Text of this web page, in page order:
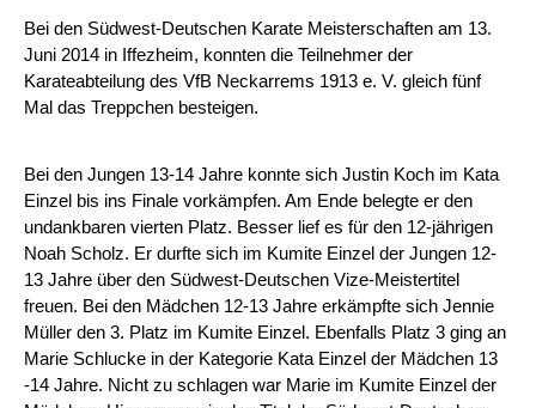
Bei den Südwest-Deutschen Karate Meisterschaften am 13.
Juni 2014 in Iffezheim, konnten die Teilnehmer der
Karateabteilung des VfB Neckarrems 1913 e. V. gleich fünf
Mal das Treppchen besteigen.
Bei den Jungen 13-14 Jahre konnte sich Justin Koch im Kata
Einzel bis ins Finale vorkämpfen. Am Ende belegte er den
undankbaren vierten Platz. Besser lief es für den 12-jährigen
Noah Scholz. Er durfte sich im Kumite Einzel der Jungen 12-
13 Jahre über den Südwest-Deutschen Vize-Meistertitel
freuen. Bei den Mädchen 12-13 Jahre erkämpfte sich Jennie
Müller den 3. Platz im Kumite Einzel. Ebenfalls Platz 3 ging an
Marie Schlucke in der Kategorie Kata Einzel der Mädchen 13
-14 Jahre. Nicht zu schlagen war Marie im Kumite Einzel der